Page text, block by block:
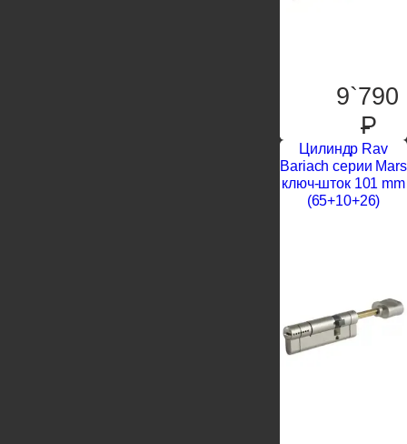
9`790
P
Цилиндр Rav
Bariach серии Mars
ключ-шток 101 mm
(65+10+26)